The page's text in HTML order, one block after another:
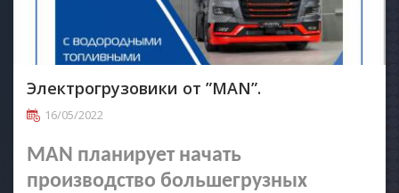
Электрогрузовики от ”MAN”.
16/05/2022
MAN планирует начать
производство большегрузных